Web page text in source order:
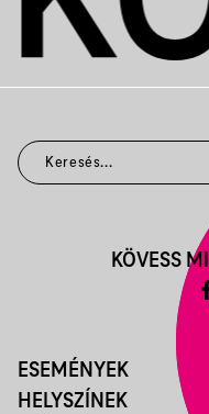
ESEMÉNYEK
HELYSZÍNEK
KÖVESS